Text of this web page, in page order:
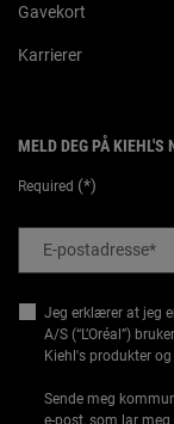
Gavekort
Karrierer
MELD DEG PÅ KIEHL'S
Required (*)
E-postadresse*
Jeg erklærer at jeg
A/S (“L’Oréal”)
Kiehl's produkter
Sende meg
e-post, som lar